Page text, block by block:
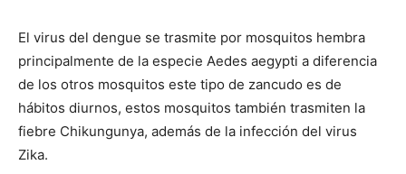
El virus del dengue se trasmite por mosquitos hembra
principalmente de la especie Aedes aegypti a diferencia
de los otros mosquitos este tipo de zancudo es de
hábitos diurnos, estos mosquitos también trasmiten la
fiebre Chikungunya, además de la infección del virus
Zika.